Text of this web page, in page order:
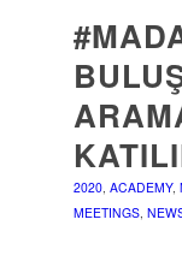
2020, ACADEMY,
MEETINGS,